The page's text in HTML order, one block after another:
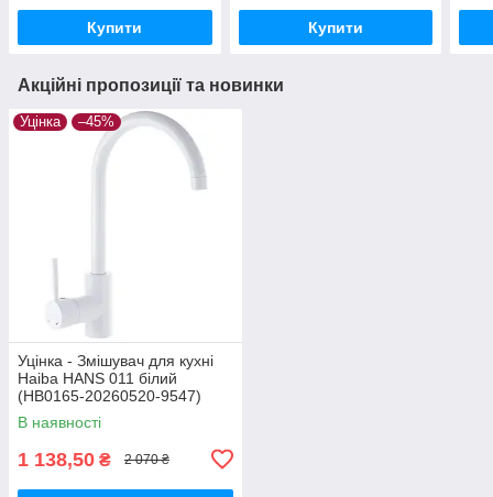
Купити Купити
Акційні пропозиції та новинки
Уцінка –45%
Уцінка - Змішувач для кухні
Haiba HANS 011 білий
(HB0165-20260520-9547)
В наявності
1 138,50 ₴ 2 070 ₴